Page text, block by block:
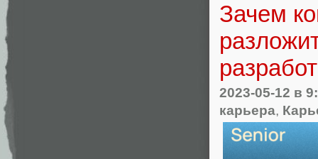
Зачем
2023-05-12 в
карьера,